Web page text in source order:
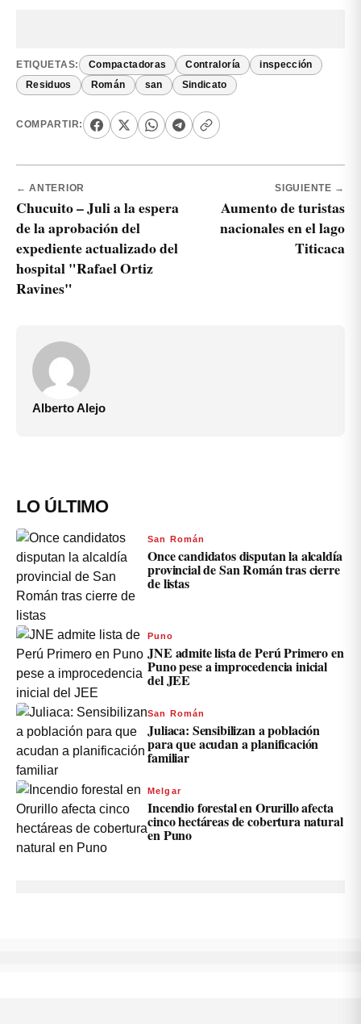
ETIQUETAS: Compactadoras Contraloría inspección
Residuos Román san Sindicato
COMPARTIR:
← ANTERIOR
Chucuito – Juli a la espera
de la aprobación del
expediente actualizado del
hospital "Rafael Ortiz
Ravines"
SIGUIENTE →
Aumento de turistas
nacionales en el lago
Titicaca
Alberto Alejo
LO ÚLTIMO
San Román
Once candidatos disputan la alcaldía
provincial de San Román tras cierre
de listas
Puno
JNE admite lista de Perú Primero en
Puno pese a improcedencia inicial
del JEE
San Román
Juliaca: Sensibilizan a población
para que acudan a planificación
familiar
Melgar
Incendio forestal en Orurillo afecta
cinco hectáreas de cobertura natural
en Puno